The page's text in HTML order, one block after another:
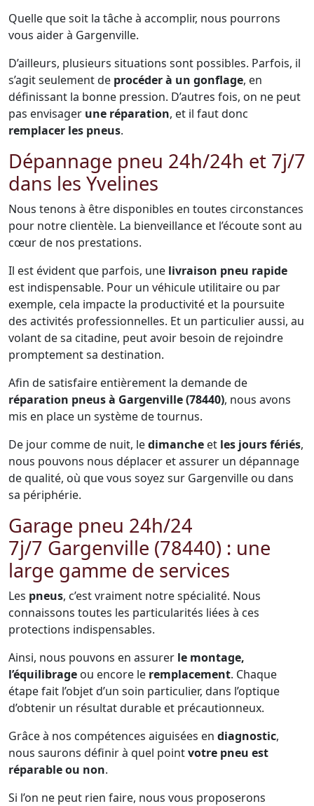
Quelle que soit la tâche à accomplir, nous pourrons
vous aider à Gargenville.
D’ailleurs, plusieurs situations sont possibles. Parfois, il
s’agit seulement de procéder à un gonflage, en
définissant la bonne pression. D’autres fois, on ne peut
pas envisager une réparation, et il faut donc
remplacer les pneus.
Dépannage pneu 24h/24h et 7j/7
dans les Yvelines
Nous tenons à être disponibles en toutes circonstances
pour notre clientèle. La bienveillance et l’écoute sont au
cœur de nos prestations.
Il est évident que parfois, une livraison pneu rapide
est indispensable. Pour un véhicule utilitaire ou par
exemple, cela impacte la productivité et la poursuite
des activités professionnelles. Et un particulier aussi, au
volant de sa citadine, peut avoir besoin de rejoindre
promptement sa destination.
Afin de satisfaire entièrement la demande de
réparation pneus à Gargenville (78440), nous avons
mis en place un système de tournus.
De jour comme de nuit, ledimanche et les jours fériés,
nous pouvons nous déplacer et assurer un dépannage
de qualité, où que vous soyez sur Gargenville ou dans
sa périphérie.
Garage pneu 24h/24
7j/7 Gargenville (78440) : une
large gamme de services
Les pneus, c’est vraiment notre spécialité. Nous
connaissons toutes les particularités liées à ces
protections indispensables.
Ainsi, nous pouvons en assurer le montage,
l’équilibrage ou encore le remplacement. Chaque
étape fait l’objet d’un soin particulier, dans l’optique
d’obtenir un résultat durable et précautionneux.
Grâce à nos compétences aiguisées en diagnostic,
nous saurons définir à quel pointvotre pneu est
réparable ou non.
Si l’on ne peut rien faire, nous vous proposerons